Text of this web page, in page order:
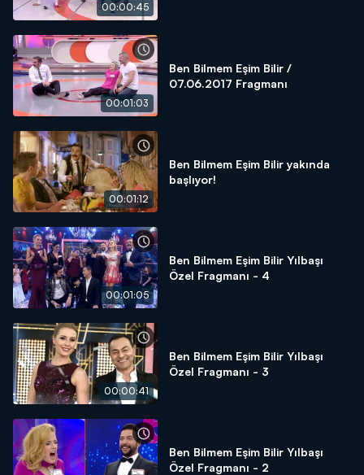
00:00:45
00:01:03
Ben Bilmem Eşim Bilir /
07.06.2017 Fragmanı
00:01:12
Ben Bilmem Eşim Bilir yakında
başlıyor!
00:01:05
Ben Bilmem Eşim Bilir Yılbaşı
Özel Fragmanı - 4
00:00:41
Ben Bilmem Eşim Bilir Yılbaşı
Özel Fragmanı - 3
Ben Bilmem Eşim Bilir Yılbaşı
Özel Fragmanı - 2